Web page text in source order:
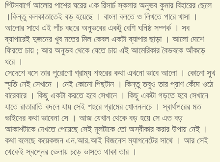
পিটসবার্গে আলোর পাশের ঘরের এক রিসার্চ স্কলার অনুভব কুমার বিহারের ছেলে
।কিন্তু কলকাতাতেই বড় হয়েছে । বাংলা বলতে ও লিখতে পারে খাসা ।
আলোর সাথে এই পাঁচ বছরে অনুভবের একটু বেশি ঘনিষ্ঠ সম্পর্ক । সব
ব্যাপারেই দুজনের খুব মতের মিল কেবল একটা ব্যাপার ছাড়া । আলো দেশে
ফিরতে চায় ; আর অনুভব থেকে যেতে চায় এই আমেরিকার বৈভবকে আঁকড়ে
ধরে ।
সেদেশে বসে তার পুরোণো গ্রাম্য শহরের কথা এখনো ভাবে আলো । কোনো সুখ
স্মৃতি নেই সেখানে । নেই কোনো পিছটান । কিন্তু তবুও তার প্রাণ কেঁদে ওঠে
বারেবারে । কিছু একটা করতে হবে সেখানে । কিছু একটা গড়তে হবে সেখানে
যাতে রাতারাতি বদলে যায় সেই শহুরে গ্রামের খোলনলচে । স্বার্থপরের মত
ভাইদের কথা ভাবেনা সে । আজ যেখান থেকে বড় হয়ে সে এত বড়
আকাশটাকে দেখতে পেয়েছে সেই মূলটাকে তো অস্বীকার করার উপায় নেই ।
কথা বলেছে কয়েকজন এন.আর.আই বিজনেস ম্যাগনেটের সাথে । আর সেই
থেকেই স্বপ্নের ভেলায় চড়ে ভাসতে থাকা তার ।